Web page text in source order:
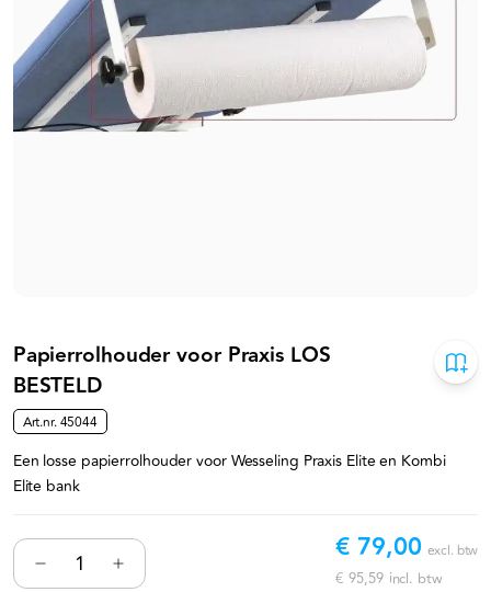
Papierrolhouder voor Praxis LOS
BESTELD
Art.nr.45044
Een losse papierrolhouder voor Wesseling Praxis Elite en Kombi
Elite bank
€ 79,00 excl. btw
€ 95,59 incl. btw